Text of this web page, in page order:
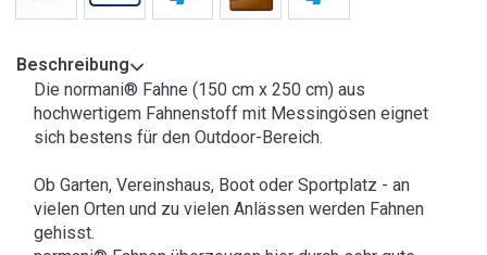
Beschreibung
Die normani® Fahne (150 cm x 250 cm) aus
hochwertigem Fahnenstoff mit Messingösen eignet
sich bestens für den Outdoor-Bereich.
Ob Garten, Vereinshaus, Boot oder Sportplatz - an
vielen Orten und zu vielen Anlässen werden Fahnen
gehisst.